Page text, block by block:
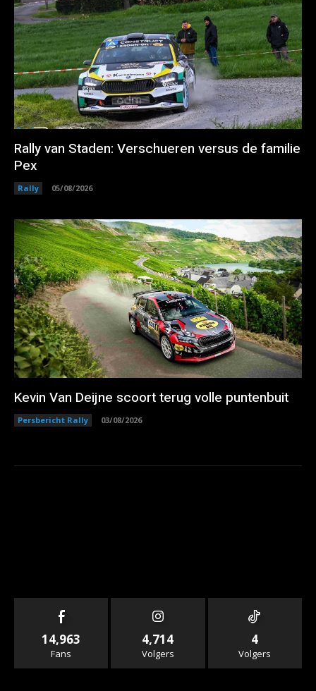
Rally van Staden: Verschueren versus de familie
Pex
Rally 05/08/2026
Kevin Van Deijne scoort terug volle puntenbuit
Persbericht Rally 03/08/2026
14,963
Fans
4,714
Volgers
4
Volgers